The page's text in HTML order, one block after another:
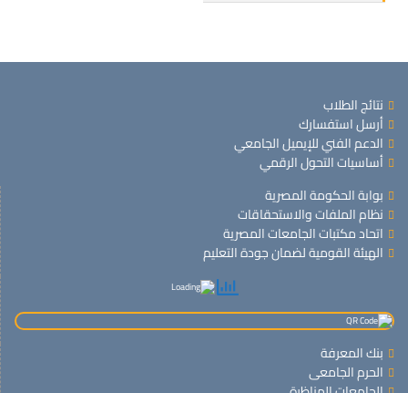
نتائج الطلاب
أرسل استفسارك
الدعم الفني للإيميل الجامعي
أساسيات التحول الرقمي
بوابة الحكومة المصرية
نظام الملفات والاستحقاقات
اتحاد مكتبات الجامعات المصرية
الهيئة القومية لضمان جودة التعليم
بنك المعرفة
الحرم الجامعى